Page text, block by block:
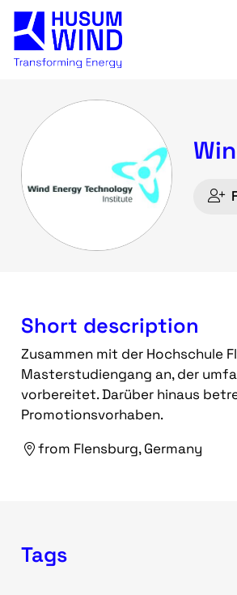
Short description
Zusammen mit der Hochschule
Masterstudiengang an, der
vorbereitet. Darüber hinaus
Promotionsvorhaben.
from Flensburg, Germany
Tags